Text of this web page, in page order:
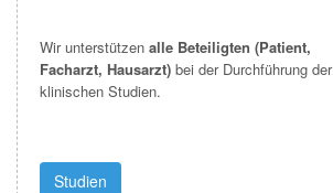
Wir unterstützen alle Beteiligten (Patient,
Facharzt, Hausarzt) bei der Durchführung der
klinischen Studien.
Studien